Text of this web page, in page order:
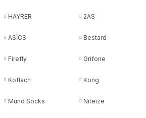
HAYRER 2AS
ASİCS Bestard
Firefly Grifone
Koflach Kong
Mund Socks Niteize